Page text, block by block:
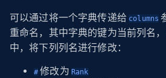
可以通过将一个字典传递给 columns
重命名，其中字典的键为当前列名
中，将下列列名进行修改：
#修改为 Rank